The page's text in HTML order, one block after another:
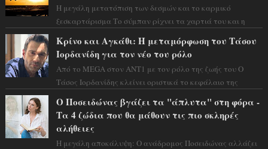
Η μεγάλη μετατόπιση των δεσμών και το καρμικό
ξεσκαρτάρισμα Το σύμπαν ρίχνει τα χαρτιά του και η
Κρίνο και Αγκάθι: Η μεταμόρφωση του Τάσου
Ιορδανίδη για τον νέο του ρόλο
Από το MEGA στον ΑΝΤ1 με τον ρόλο της ζωής του Ο
Τάσος Ιορδανίδης κλείνει οριστικά το κεφάλαιο της
Ο Ποσειδώνας βγάζει τα "άπλυτα" στη φόρα -
Τα 4 ζώδια που θα μάθουν τις πιο σκληρές
αλήθειες
Η μεγάλη αποκάλυψη: Ο ανάδρομος Ποσειδώνας αλλάζει